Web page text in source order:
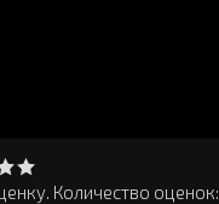
Количество оценок: